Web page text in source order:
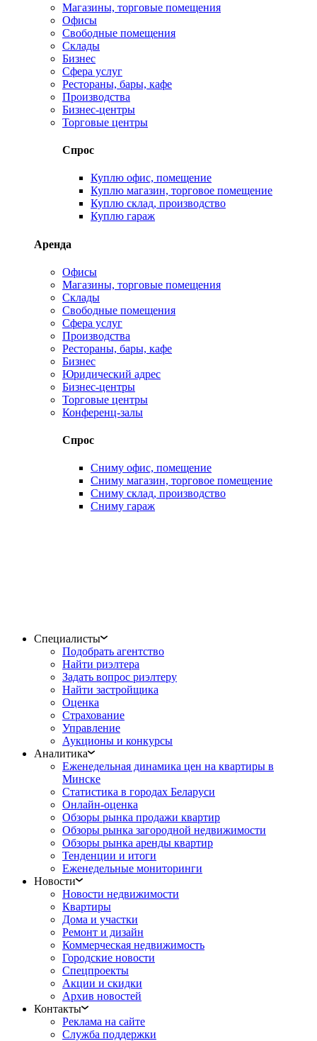
Магазины, торговые помещения
Офисы
Свободные помещения
Склады
Бизнес
Сфера услуг
Рестораны, бары, кафе
Производства
Бизнес-центры
Торговые центры
Спрос
Куплю офис, помещение
Куплю магазин, торговое помещение
Куплю склад, производство
Куплю гараж
Аренда
Офисы
Магазины, торговые помещения
Склады
Свободные помещения
Сфера услуг
Производства
Рестораны, бары, кафе
Бизнес
Юридический адрес
Бизнес-центры
Торговые центры
Конференц-залы
Спрос
Сниму офис, помещение
Сниму магазин, торговое помещение
Сниму склад, производство
Сниму гараж
Специалисты
Подобрать агентство
Найти риэлтера
Задать вопрос риэлтеру
Найти застройщика
Оценка
Страхование
Управление
Аукционы и конкурсы
Аналитика
Еженедельная динамика цен на квартиры в
Минске
Статистика в городах Беларуси
Онлайн-оценка
Обзоры рынка продажи квартир
Обзоры рынка загородной недвижимости
Обзоры рынка аренды квартир
Тенденции и итоги
Еженедельные мониторинги
Новости
Новости недвижимости
Квартиры
Дома и участки
Ремонт и дизайн
Коммерческая недвижимость
Городские новости
Спецпроекты
Акции и скидки
Архив новостей
Контакты
Реклама на сайте
Служба поддержки